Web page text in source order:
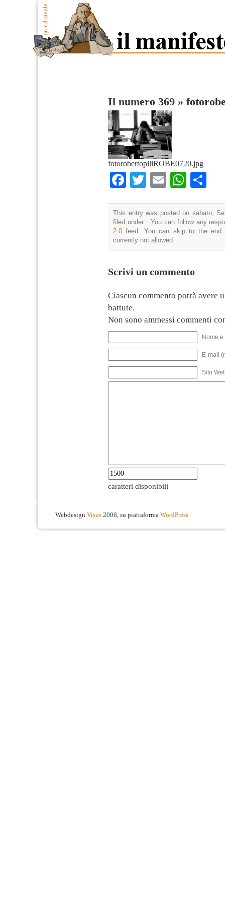
Il numero 369 »
fotorobertopiliROBE0720.jpg
Facebook
TwitterEmail
This entry was posted on sabato,
filed under . You can follow any
2.0 feed. You can skip to the end
currently not allowed.
Scrivi un commento
Ciascun commento potrà avere
battute.
Non sono ammessi commenti
Nome
E-mail
Sito
caratteri disponibili
Webdesign Visus 2006, su piattaforma WordPress